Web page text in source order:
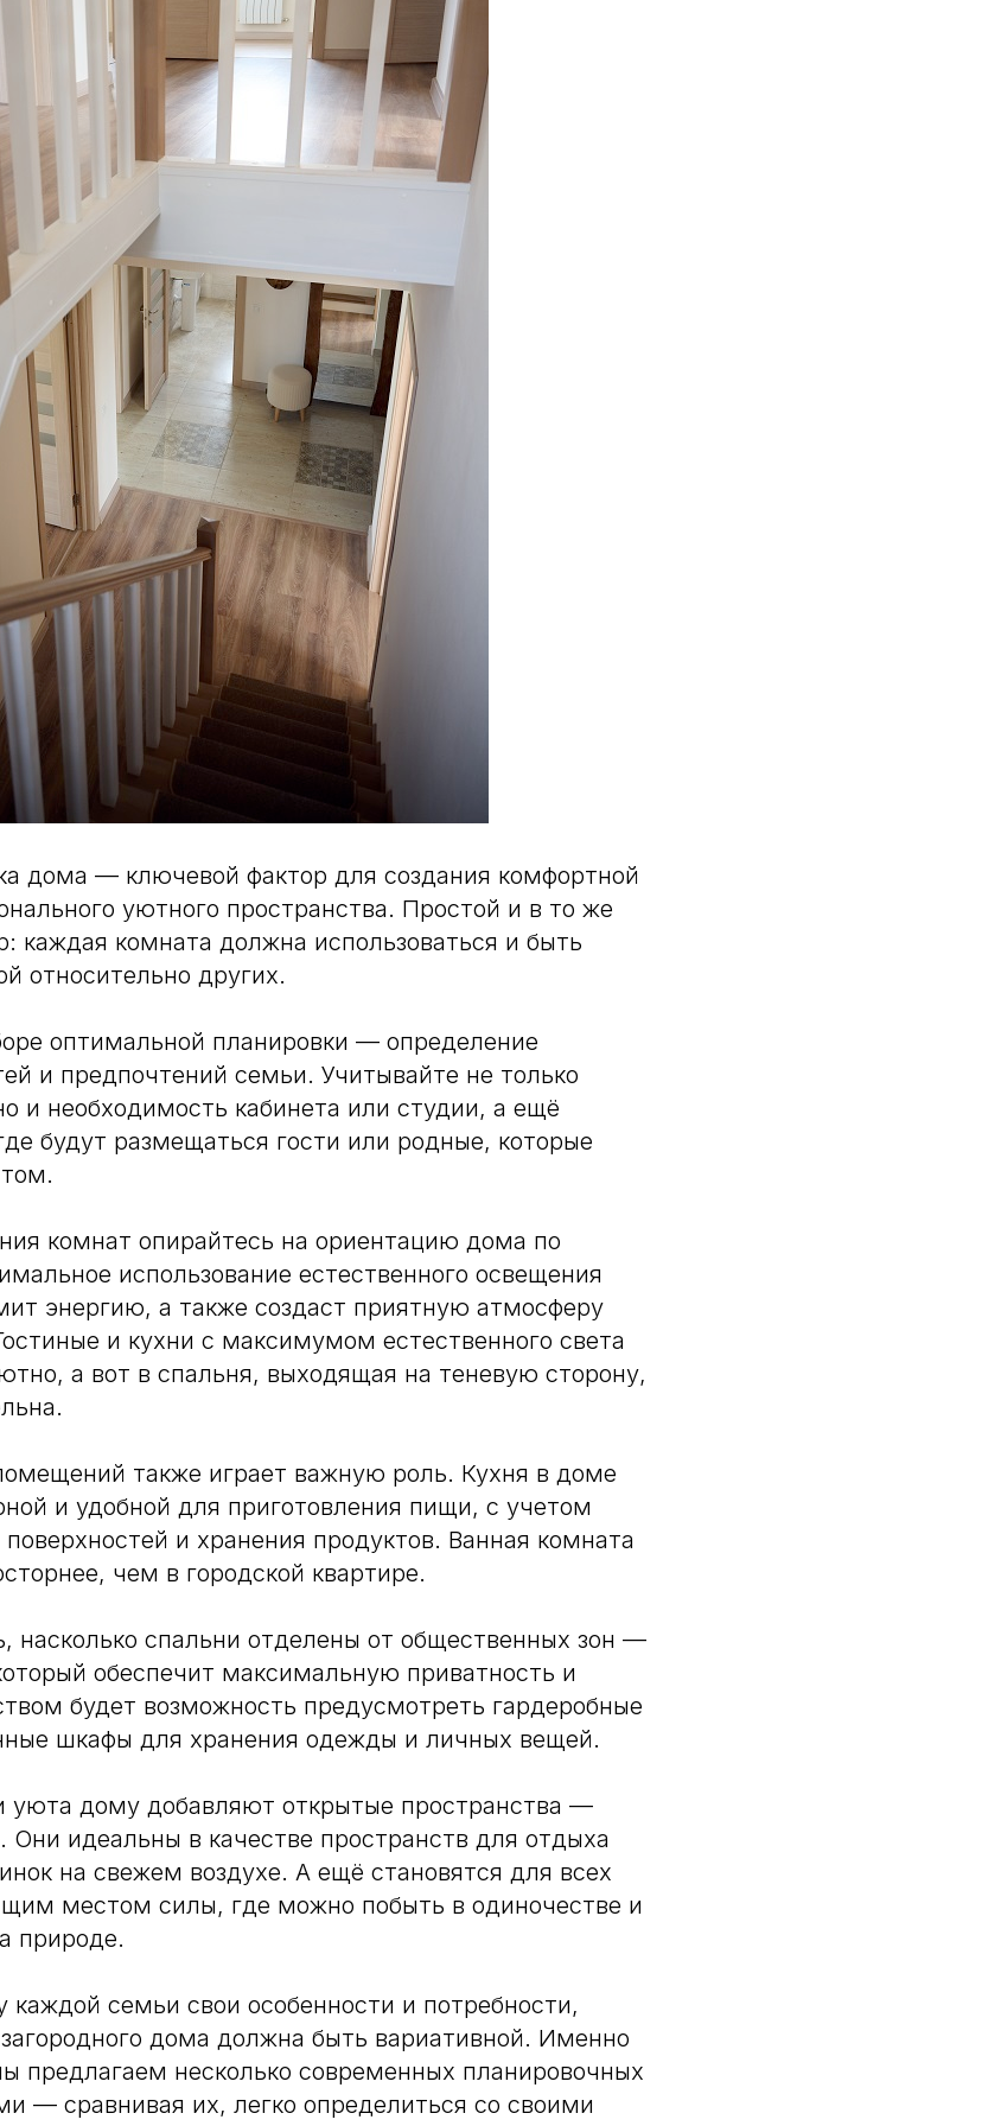
дома — ключевой фактор для создания комфортной
уютного пространства. Простой и в то же
каждая комната должна использоваться и быть
относительно других.⠀
оптимальной планировки — определение
и предпочтений семьи. Учитывайте не только
и необходимость кабинета или студии, а ещё
будут размещаться гости или родные, которые
комнат опирайтесь на ориентацию дома по
использование естественного освещения
энергию, а также создаст приятную атмосферу
и кухни с максимумом естественного света
а вот в спальня, выходящая на теневую сторону,
также играет важную роль. Кухня в доме
и удобной для приготовления пищи, с учетом
и хранения продуктов. Ванная комната
чем в городской квартире.
насколько спальни отделены от общественных зон —
обеспечит максимальную приватность и
будет возможность предусмотреть гардеробные
шкафы для хранения одежды и личных вещей.⠀
уюта дому добавляют открытые пространства —
Они идеальны в качестве пространств для отдыха
на свежем воздухе. А ещё становятся для всех
местом силы, где можно побыть в одиночестве и
природе.⠀
семьи свои особенности и потребности,
дома должна быть вариативной. Именно
предлагаем несколько современных планировочных
— сравнивая их, легко определиться со своими